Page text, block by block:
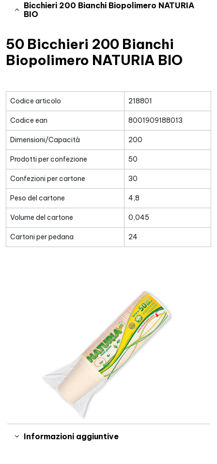
Bicchieri 200 Bianchi Biopolimero NATURIA
BIO
50 Bicchieri 200 Bianchi
Biopolimero NATURIA BIO
Codice articolo 218801
Codice ean 8001909188013
Dimensioni/Capacità 200
Prodotti per confezione 50
Confezioni per cartone 30
Peso del cartone 4,8
Volume del cartone 0,045
Cartoni per pedana 24
Informazioni aggiuntive